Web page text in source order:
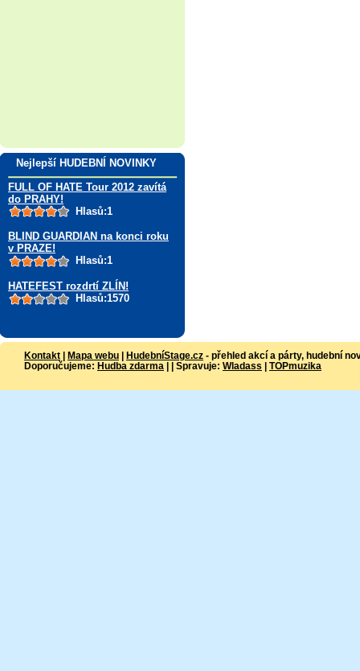
Nejlepší HUDEBNÍ NOVINKY
FULL OF HATE Tour 2012 zavítá
do PRAHY!
Hlasů:1
BLIND GUARDIAN na konci roku
v PRAZE!
Hlasů:1
HATEFEST rozdrtí ZLÍN!
Hlasů:1570
Kontakt | Mapa webu | HudebníStage.cz - přehled akcí a párty, hudební
Doporučujeme: Hudba zdarma | | Spravuje: Wladass | TOPmuzika